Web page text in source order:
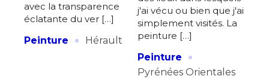
avec la transparence
éclatante du ver […]
Peinture
· Hérault
j'ai vécu ou bien que j'ai
simplement visités. La
peinture […]
Peinture
·
Pyrénées Orientales